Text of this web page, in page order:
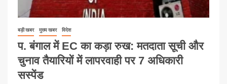
बड़ी खबर मुख्य खबर विदेश
प. बंगाल में EC का कड़ा रुख: मतदाता सूची और
चुनाव तैयारियों में लापरवाही पर 7 अधिकारी
सस्पेंड